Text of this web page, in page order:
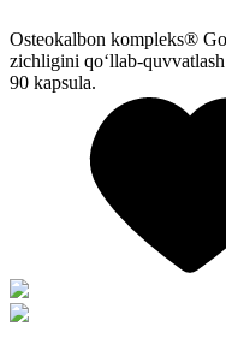
Osteokalbon kompleks®
zichligini qo‘llab-
90 kapsula.